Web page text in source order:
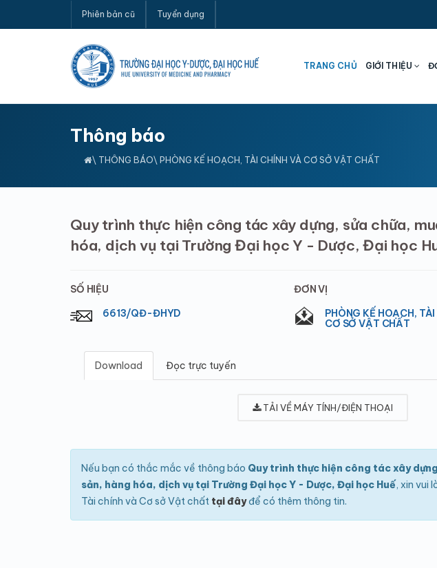
Phiên bản cũ Tuyển dụng
TRANG CHỦ GIỚI THIỆU
Thông báo
\ THÔNG BÁO\ PHÒNG KẾ HOẠCH, TÀI CHÍNH VÀ CƠ SỞ VẬT CHẤT
Quy trình thực hiện công tác xây dựng, sửa chữa,
hóa, dịch vụ tại Trường Đại học Y - Dược, Đại học
SỐ HIỆU
6613/QĐ-ĐHYD
ĐƠN VỊ
PHÒNG KẾ HOẠCH, TÀI
CƠ SỞ VẬT CHẤT
Download Đọc trực tuyến
TẢI VỀ MÁY TÍNH/ĐIỆN THOẠI
Nếu bạn có thắc mắc về thông báo Quy trình thực hiện công tác xây
sản, hàng hóa, dịch vụ tại Trường Đại học Y - Dược, Đại học Huế, xin vui
Tài chính và Cơ sở Vật chất tại đâyđể có thêm thông tin.